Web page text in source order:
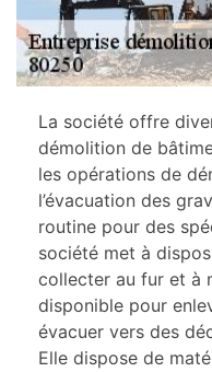
La société offre
démolition de
les opérations de
l’évacuation des
routine pour des
société met à
collecter au fur et à
disponible pour
évacuer vers des
Elle dispose de